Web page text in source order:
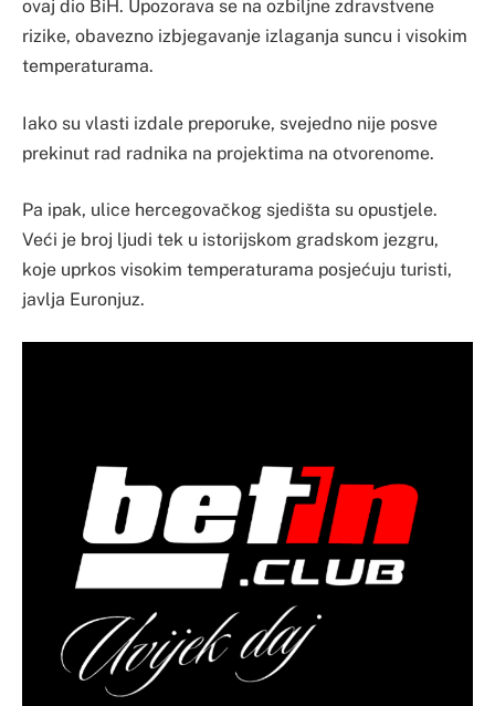
ovaj dio BiH. Upozorava se na ozbiljne zdravstvene
rizike, obavezno izbjegavanje izlaganja suncu i visokim
temperaturama.
Iako su vlasti izdale preporuke, svejedno nije posve
prekinut rad radnika na projektima na otvorenome.
Pa ipak, ulice hercegovačkog sjedišta su opustjele.
Veći je broj ljudi tek u istorijskom gradskom jezgru,
koje uprkos visokim temperaturama posjećuju turisti,
javlja Euronjuz.